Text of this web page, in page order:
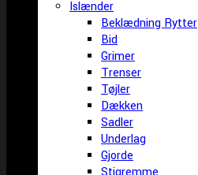
Islænder
Beklædning Rytter
Bid
Grimer
Trenser
Tøjler
Dækken
Sadler
Underlag
Gjorde